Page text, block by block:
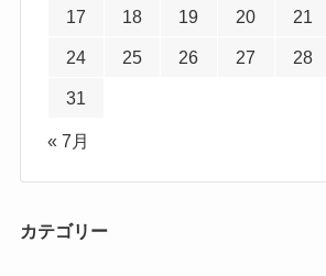
17 18 19 20 21
24 25 26 27 28
31
« 7月
カテゴリー